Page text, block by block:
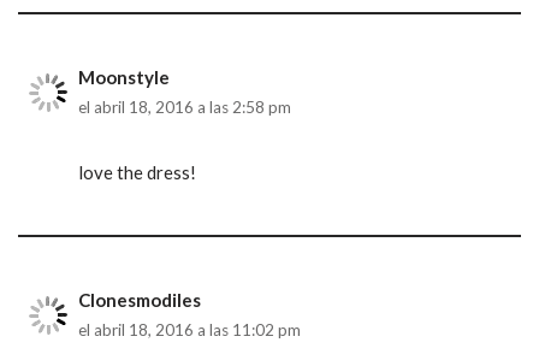
Moonstyle
el abril 18, 2016 a las 2:58 pm
love the dress!
Clonesmodiles
el abril 18, 2016 a las 11:02 pm